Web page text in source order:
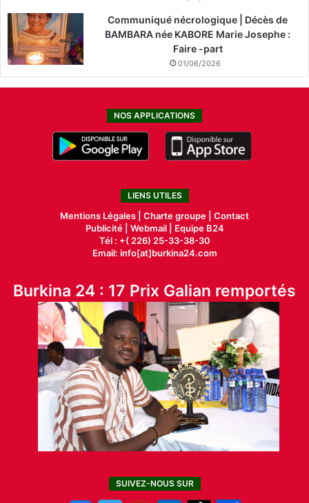
Communiqué nécrologique | Décès de
BAMBARA née KABORE Marie Josephe :
Faire -part
01/06/2026
NOS APPLICATIONS
LIENS UTILES
Mentions Légales | Charte groupe | Contact
Publicité| Webmail |
Equipe B24
Tél : +( 226) 25-33-38-30
Email: info[at]burkina24.com
Burkina 24 : 17 Prix Galian remportés
SUIVEZ-NOUS SUR